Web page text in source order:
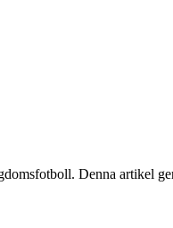
Denna artikel